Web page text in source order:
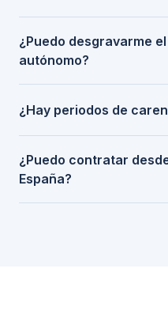
¿Puedo desgravarme
autónomo?
¿Hay periodos de
¿Puedo contratar
España?